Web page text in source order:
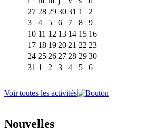
27 28 29 30 31 1
2
3
4 5 6 7 8
9
10 11 12 13 14 15 16
17 18 19 20 21 22 23
24 25 26 27 28 29 30
31 1 2 3 4 5 6
Voir toutes les activités
Nouvelles